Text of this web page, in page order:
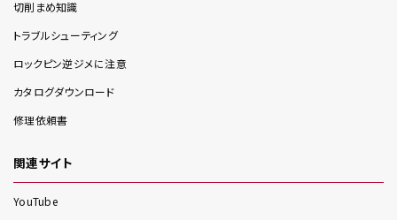
切削まめ知識
トラブルシューティング
ロックピン逆ジメに注意
カタログダウンロード
修理依頼書
関連サイト
YouTube